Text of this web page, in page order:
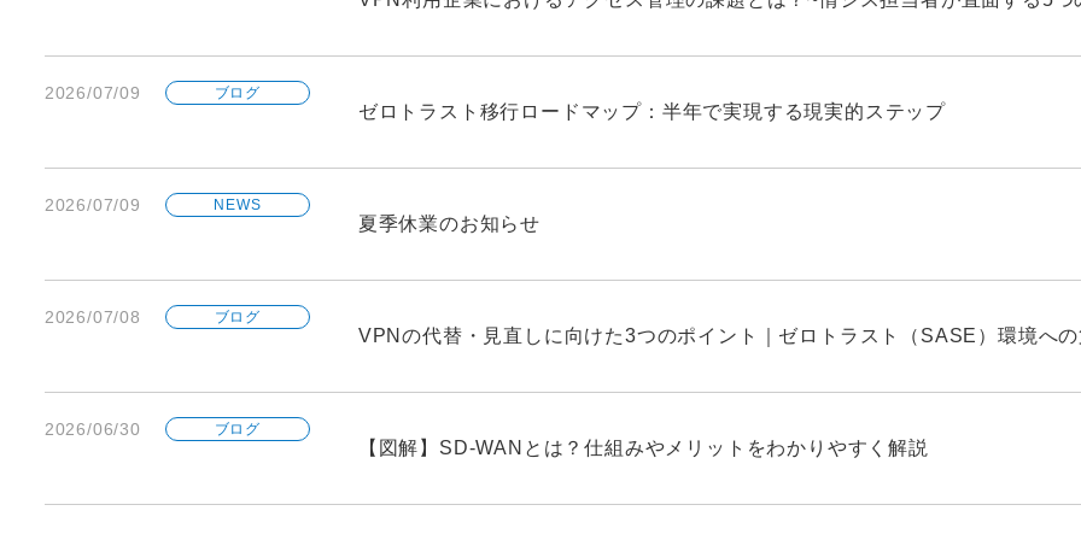
2026/07/09 ブログ
ゼロトラスト移行ロードマップ：半年で実現する現実的ステップ
2026/07/09 NEWS
夏季休業のお知らせ
2026/07/08 ブログ
VPNの代替・見直しに向けた3つのポイント｜ゼロトラスト（SASE）環境へ
2026/06/30 ブログ
【図解】SD-WANとは？仕組みやメリットをわかりやすく解説